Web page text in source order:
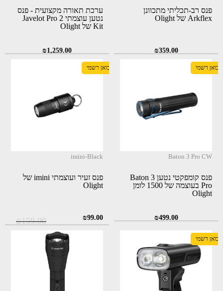
פנס רב-תכליתי מתכוונן
Arkflex של Olight
₪359.00
ערכת תאורה מקצועית - פנס
נטען עוצמתי Javelot Pro 2
Kit של Olight
₪1,259.00
יבואן רשמי
Baton 3 Pro CW
פנס קומפקטי נטען Baton 3
Pro בעוצמה של 1500 לומן
Olight
₪499.00
יבואן רשמי
imini-Black
פנס זעיר ועוצמתי imini של
Olight
₪159.00המחיר
המקורי
היה:
₪159.00.
₪99.00
המחיר
הוא:
₪99.00.
יבואן רשמי